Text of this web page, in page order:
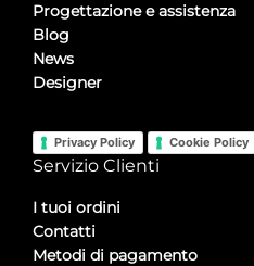
Progettazione e assistenza
Blog
News
Designer
Privacy Policy Cookie Policy
Servizio Clienti
I tuoi ordini
Contatti
Metodi di pagamento